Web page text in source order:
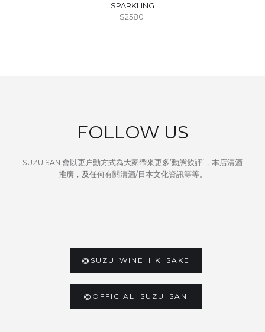
SPARKLING
$2580
FOLLOW US
SUZU SAN 會以更户動方式為大家帶來更多’動態飲評’，本店清酒
推廣，及任何有關清酒/日本文化資訊等等。
@SUZU_WINE_HK_SAKE
@OFFICIAL_SUZU_SAN